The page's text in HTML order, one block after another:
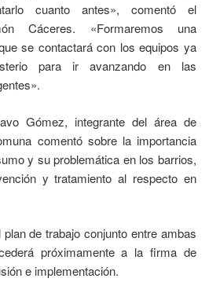
cuanto antes», comentó el
Cáceres. «Formaremos una
se contactará con los equipos ya
para ir avanzando en las
Gómez, integrante del área de
comentó sobre la importancia
y su problemática en los barrios,
y tratamiento al respecto en
de trabajo conjunto entre ambas
próximamente a la firma de
e implementación.